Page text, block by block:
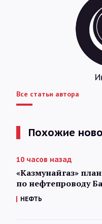
Все статьи автора
Похожие
10 часов назад
«Казмунайгаз»
по нефтепроводу
НЕФТЬ